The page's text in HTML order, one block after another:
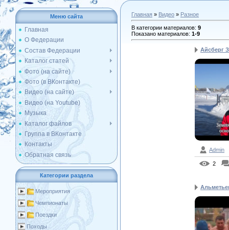
Меню сайта
Главная
О Федерации
Состав Федерации
Каталог статей
Фото (на сайте)
Фото (в ВКонтакте)
Видео (на сайте)
Видео (на Youtube)
Музыка
Каталог файлов
Группа в ВКонтакте
Контакты
Обратная связь
Категории раздела
Мероприятия
Чемпионаты
Поездки
Походы
Главная » Видео » Разное
В категории материалов: 9
Показано материалов: 1-9
Айсберг
Admin
2